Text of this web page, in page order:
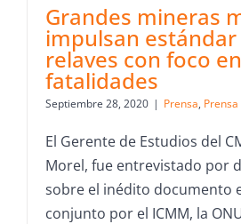
Grandes mineras
impulsan estándar
relaves con foco
fatalidades
Septiembre 28, 2020 | Prensa,
El Gerente de Estudios del
Morel, fue entrevistado por
sobre el inédito documento
conjunto por el ICMM, la